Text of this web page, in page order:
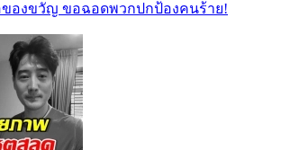
ของขวัญ ขอฉอดพวกปกป้องคนร้าย!